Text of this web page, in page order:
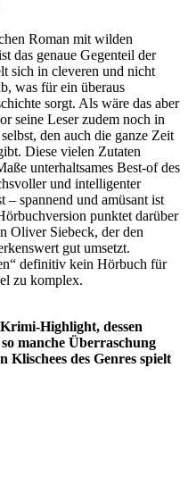
Roman mit wilden
das genaue Gegenteil der
sich in cleveren und nicht
was für ein überaus
sorgt. Als wäre das aber
seine Leser zudem noch in
den auch die ganze Zeit
Diese vielen Zutaten
unterhaltsames Best-of des
und intelligenter
spannend und amüsant ist
punktet darüber
Oliver Siebeck, der den
gut umsetzt.
definitiv kein Hörbuch für
zu komplex.
Highlight, dessen
manche Überraschung
des Genres spielt